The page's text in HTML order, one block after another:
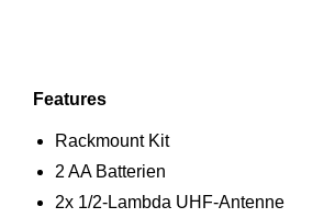
Features
Rackmount Kit
2 AA Batterien
2x 1/2-Lambda UHF-Antenne